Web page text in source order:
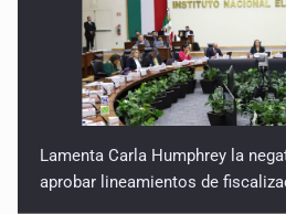
Lamenta Carla Humphrey la
aprobar lineamientos de